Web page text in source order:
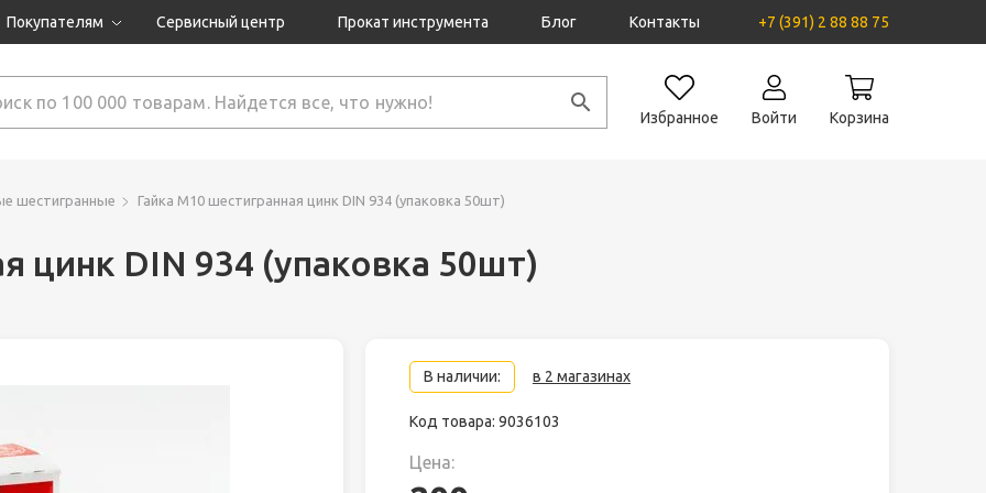
Покупателям
Как оформить заказ?
Сервисный центр Прокат инструмента Блог Контакты +7 (391) 2 88 88 75
Избранное Войти Корзина
шестигранные Гайка М10 шестигранная цинк DIN 934 (упаковка 50шт)
цинк DIN 934 (упаковка 50шт)
В наличии: в 2 магазинах
Код товара: 9036103
Цена: